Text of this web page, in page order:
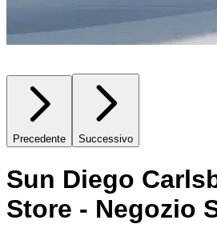
Precedente Successivo
Sun Diego
Store - Negozio